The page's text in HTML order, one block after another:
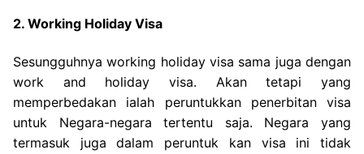
2. Working Holiday Visa
Sesungguhnya working holiday visa sama juga dengan
work and holiday visa. Akan tetapi yang
memperbedakan ialah peruntukkan penerbitan visa
untuk Negara-negara tertentu saja. Negara yang
termasuk juga dalam peruntuk kan visa ini tidak